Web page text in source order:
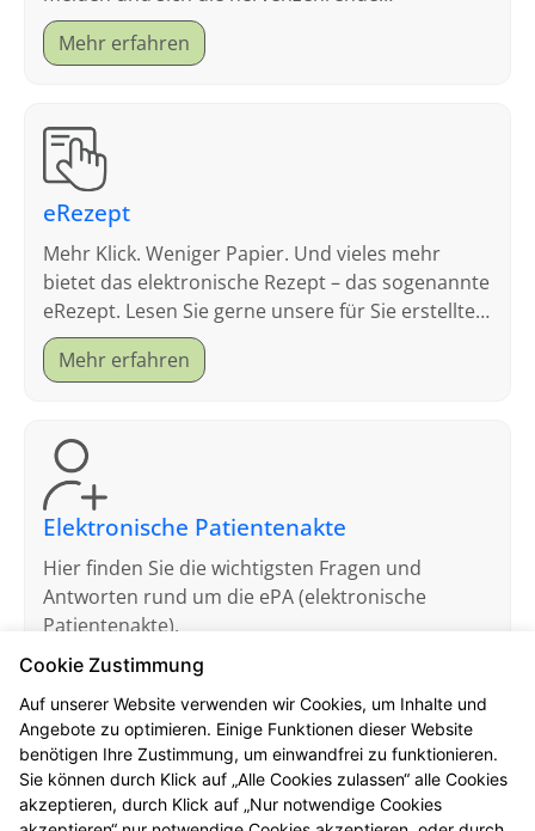
Parkplatzsuche sparen?
Mehr erfahren
eRezept
Mehr Klick. Weniger Papier. Und vieles mehr
bietet das elektronische Rezept – das sogenannte
eRezept. Lesen Sie gerne unsere für Sie erstellten
FAQ.
Mehr erfahren
Elektronische Patientenakte
Hier finden Sie die wichtigsten Fragen und
Antworten rund um die ePA (elektronische
Patientenakte).
Mehr erfahren
Cookie Zustimmung
Auf unserer Website verwenden wir Cookies, um Inhalte und
Angebote zu optimieren. Einige Funktionen dieser Website
benötigen Ihre Zustimmung, um einwandfrei zu funktionieren.
Sie können durch Klick auf „Alle Cookies zulassen“ alle Cookies
akzeptieren, durch Klick auf „Nur notwendige Cookies